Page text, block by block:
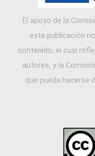
El apoyo de la
esta publicación
contenido, el cual
autores, y la
que pueda hacerse